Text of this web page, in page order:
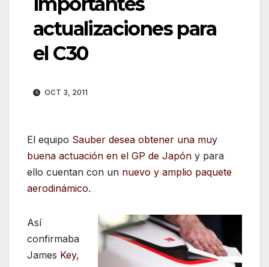
actualizaciones para
el C30
OCT 3, 2011
El equipo Sauber desea obtener una muy
buena actuación en el GP de Japón y para
ello cuentan con un nuevo y amplio paquete
aerodinámico.
Así
confirmaba
James Key,